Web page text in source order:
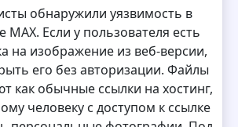
обнаружили уязвимость в
MAX. Если у пользователя есть
на изображение из веб-версии,
его без авторизации. Файлы
как обычные ссылки на хостинг,
человеку с доступом к ссылке